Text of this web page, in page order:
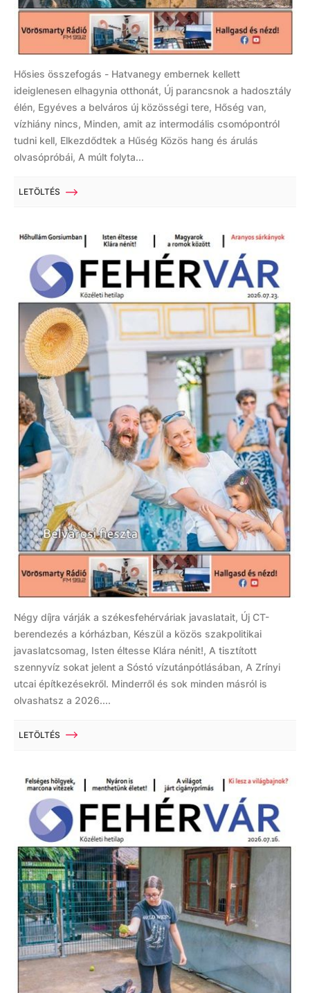
Hősies összefogás - Hatvanegy embernek kellett
ideiglenesen elhagynia otthonát, Új parancsnok a hadosztály
élén, Egyéves a belváros új közösségi tere, Hőség van,
vízhiány nincs, Minden, amit az intermodális csomópontról
tudni kell, Elkezdődtek a Hűség Közös hang és árulás
olvasópróbái, A múlt folyta...
LETÖLTÉS
Négy díjra várják a székesfehérváriak javaslatait, Új CT-
berendezés a kórházban, Készül a közös szakpolitikai
javaslatcsomag, Isten éltesse Klára nénit!, A tisztított
szennyvíz sokat jelent a Sóstó vízutánpótlásában, A Zrínyi
utcai építkezésekről. Minderről és sok minden másról is
olvashatsz a 2026....
LETÖLTÉS